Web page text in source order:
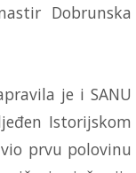
Dobrunska
je i SANU
Istorijskom
prvu polovinu